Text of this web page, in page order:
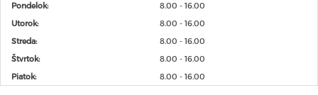
Pondelok:
8.00 - 16.00
Utorok:
8.00 - 16.00
Streda:
8.00 - 16.00
Štvrtok:
8.00 - 16.00
Piatok:
8.00 - 16.00